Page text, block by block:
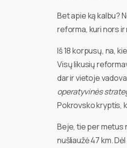
Bet apie ką kalbu?
reforma, kuri nors
Iš 18 korpusų, na,
Visų likusių
dar ir vietoje
operatyvinės
Pokrovsko kryptis,
Beje, tie per metus
nušliaužė 47 km.